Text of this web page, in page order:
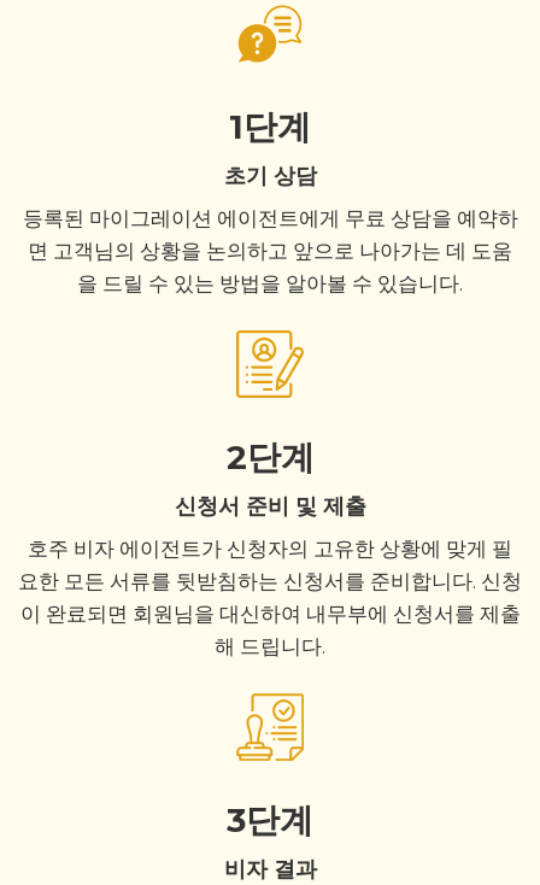
1단계
초기 상담
등록된 마이그레이션 에이전트에게 무료 상담을 예약하
면 고객님의 상황을 논의하고 앞으로 나아가는 데 도움
을 드릴 수 있는 방법을 알아볼 수 있습니다.
2단계
신청서 준비 및 제출
호주 비자 에이전트가 신청자의 고유한 상황에 맞게 필
요한 모든 서류를 뒷받침하는 신청서를 준비합니다. 신청
이 완료되면 회원님을 대신하여 내무부에 신청서를 제출
해 드립니다.
3단계
비자 결과